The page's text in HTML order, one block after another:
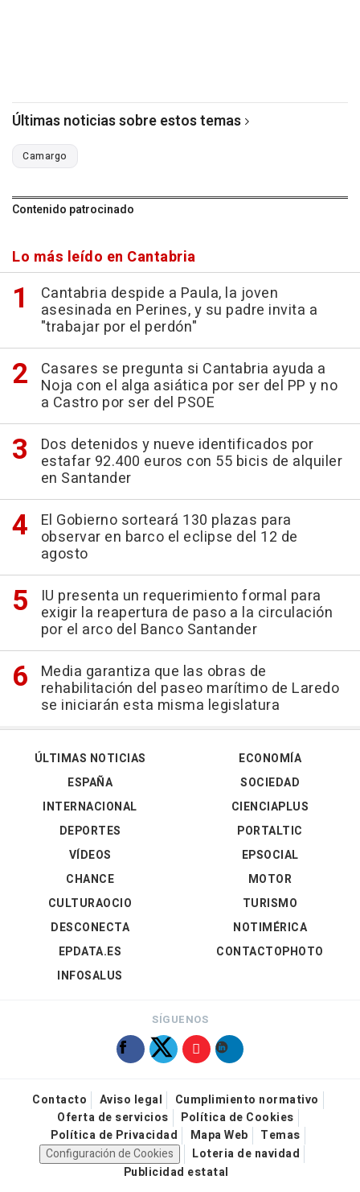
Últimas noticias sobre estos temas
Camargo
Contenido patrocinado
Lo más leído en Cantabria
Cantabria despide a Paula, la joven
asesinada en Perines, y su padre invita a
"trabajar por el perdón"
Casares se pregunta si Cantabria ayuda a
Noja con el alga asiática por ser del PP y no
a Castro por ser del PSOE
Dos detenidos y nueve identificados por
estafar 92.400 euros con 55 bicis de alquiler
en Santander
El Gobierno sorteará 130 plazas para
observar en barco el eclipse del 12 de
agosto
IU presenta un requerimiento formal para
exigir la reapertura de paso a la circulación
por el arco del Banco Santander
Media garantiza que las obras de
rehabilitación del paseo marítimo de Laredo
se iniciarán esta misma legislatura
ÚLTIMAS NOTICIAS
ESPAÑA
INTERNACIONAL
DEPORTES
VÍDEOS
ECONOMÍA
SOCIEDAD
CIENCIAPLUS
PORTALTIC
EPSOCIAL
CHANCE
CULTURAOCIO
DESCONECTA
EPDATA.ES
INFOSALUS
MOTOR
TURISMO
NOTIMÉRICA
CONTACTOPHOTO
SÍGUENOS
Contacto Aviso legal
Cumplimiento normativo
Oferta de servicios
Política de Cookies
Política de Privacidad
Mapa Web
Temas
Configuración de Cookies
Loteria de navidad
Publicidad estatal